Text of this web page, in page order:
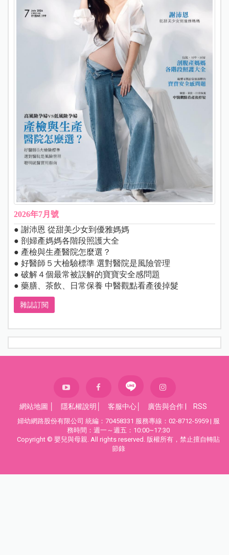
2026年7月號
● 謝沛恩 從甜美少女到優雅媽媽
● 剖婦產媽媽各階段照護大全
● 產檢與生產醫院怎麼選？
● 好醫師５大檢驗標準 選對醫院是風險管理
● 破解４個最常被誤解的寶寶安全感問題
● 藥膳、茶飲、日常保養 中醫觀點看產後掉髮
雜誌訂閱
網站地圖 隱私權說明 客服中心 廣告與合作 RSS
婦幼網路股份有限公司 統編：70458331 服務專線：02-8712-5959 | 服
務時間：週一～週五：10:00~17:30
Copyright © 嬰兒與母親. All rights reserved. 版權所有，禁止擅自轉貼
節錄